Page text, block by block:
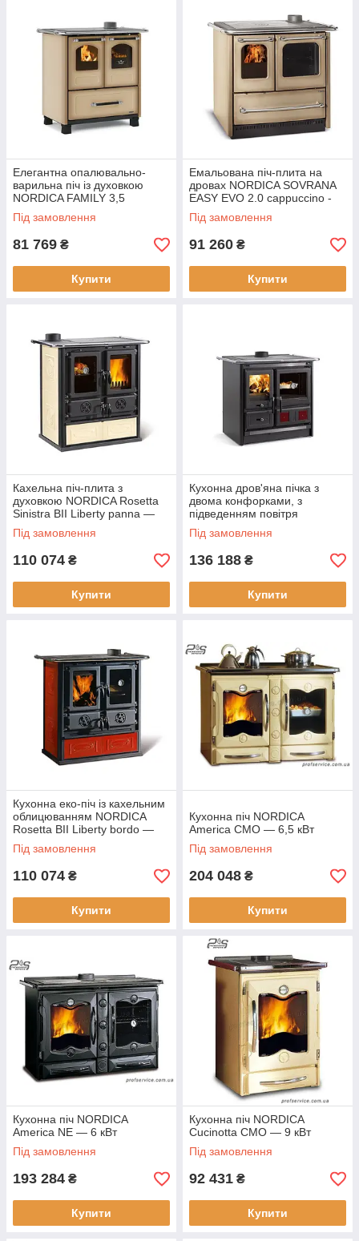
Елегантна опалювально-
варильна піч із духовкою
NORDICA FAMILY 3,5
cappuccino — 6,5 кВт
Під замовлення
81 769 ₴
Купити
Емальована піч-плита на
дровах NORDICA SOVRANA
EASY EVO 2.0 cappuccino -
7,5 кВт
Під замовлення
91 260 ₴
Купити
Кахельна піч-плита з
духовкою NORDICA Rosetta
Sinistra BII Liberty panna —
7,3 кВт
Під замовлення
110 074 ₴
Купити
Кухонна дров'яна пічка з
двома конфорками, з
підведенням повітря
NORDICA Rosa L — 9,5 кВт
Під замовлення
136 188 ₴
Купити
Кухонна еко-піч із кахельним
облицюванням NORDICA
Rosetta BII Liberty bordo —
7,2 кВт
Під замовлення
110 074 ₴
Купити
Кухонна піч NORDICA
America CMO — 6,5 кВт
Під замовлення
204 048 ₴
Купити
Кухонна піч NORDICA
America NE — 6 кВт
Під замовлення
193 284 ₴
Купити
Кухонна піч NORDICA
Cucinotta CMO — 9 кВт
Під замовлення
92 431 ₴
Купити